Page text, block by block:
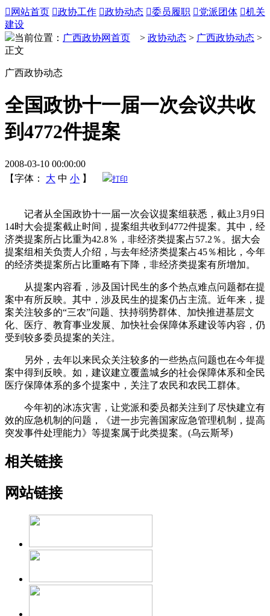
 网站首页 政协工作 政协动态 委员履职 党派团体 机关
建设
当前位置： 广西政协网首页 > 政协动态 > 广西政协动态 >
正文
广西政协动态
全国政协十一届一次会议共收
到4772件提案
2008-03-10 00:00:00
【字体：
大 中 小 】 打印
记者从全国政协十一届一次会议提案组获悉，截止3月9日
14时大会提案截止时间，提案组共收到4772件提案。其中，经
济类提案所占比重为42.8％，非经济类提案占57.2％。据大会
提案组相关负责人介绍，与去年经济类提案占45％相比，今年
的经济类提案所占比重略有下降，非经济类提案有所增加。
从提案内容看，涉及国计民生的多个热点难点问题都在提
案中有所反映。其中，涉及民生的提案仍占主流。近年来，提
案关注较多的“三农”问题、扶持弱势群体、加快推进基层文
化、医疗、教育事业发展、加快社会保障体系建设等内容，仍
受到较多委员提案的关注。
另外，去年以来民众关注较多的一些热点问题也在今年提
案中得到反映。如，建议建立覆盖城乡的社会保障体系和全民
医疗保障体系的多个提案中，关注了农民和农民工群体。
今年初的冰冻灾害，让党派和委员都关注到了尽快建立有
效的应急机制的问题，《进一步完善国家应急管理机制，提高
突发事件处理能力》等提案属于此类提案。(乌云斯琴)
相关链接
网站链接